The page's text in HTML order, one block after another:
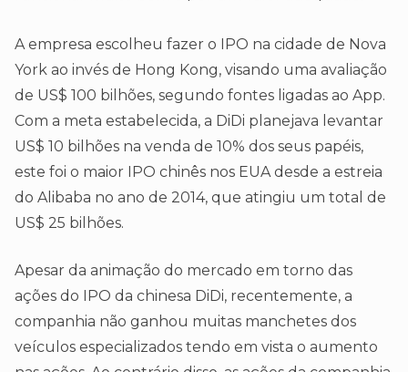
A empresa escolheu fazer o IPO na cidade de Nova
York ao invés de Hong Kong, visando uma avaliação
de US$ 100 bilhões, segundo fontes ligadas ao App.
Com a meta estabelecida, a DiDi planejava levantar
US$ 10 bilhões na venda de 10% dos seus papéis,
este foi o maior IPO chinês nos EUA desde a estreia
do Alibaba no ano de 2014, que atingiu um total de
US$ 25 bilhões.
Apesar da animação do mercado em torno das
ações do IPO da chinesa DiDi, recentemente, a
companhia não ganhou muitas manchetes dos
veículos especializados tendo em vista o aumento